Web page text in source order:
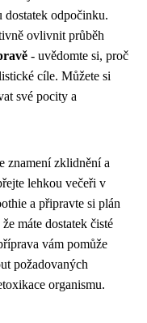
dostatek odpočinku.
ovlivnit průběh
- uvědomte si, proč
cíle. Můžete si
své pocity a
znamení zklidnění a
lehkou večeři v
a připravte si plán
máte dostatek čisté
vám pomůže
požadovaných
organismu.